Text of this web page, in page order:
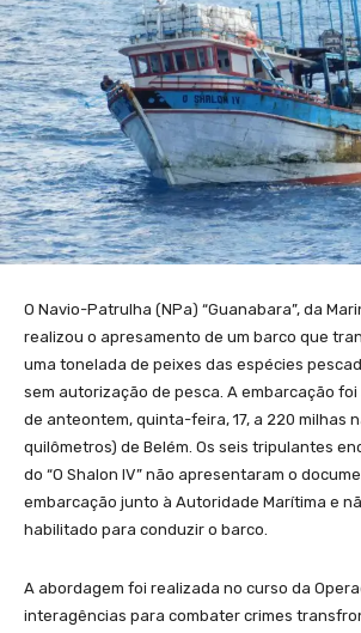
O Navio-Patrulha (NPa) “Guanabara”, da
realizou o apresamento de um barco que
uma tonelada de peixes das espécies
sem autorização de pesca. A embarcação
de anteontem, quinta-feira, 17, a 220 milhas
quilômetros) de Belém. Os seis tripulantes
do “O Shalon IV” não apresentaram o
embarcação junto à Autoridade Marítima e
habilitado para conduzir o barco.
A abordagem foi realizada no curso da
interagências para combater crimes